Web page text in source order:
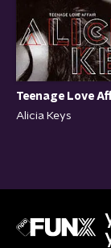
Teenage Love
Alicia Keys